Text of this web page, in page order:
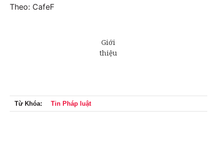
Theo: CafeF
Từ Khóa: Tin Pháp luật